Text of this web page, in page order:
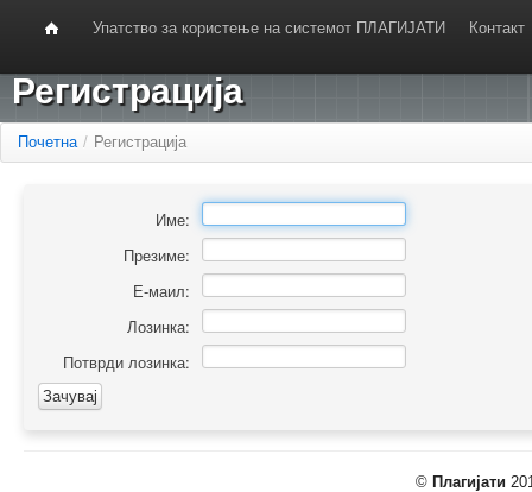
Упатство за користење на системот ПЛАГИЈАТИ Контакт
Регистрација
Почетна / Регистрација
Име:
Презиме:
Е-маил:
Лозинка:
Потврди лозинка:
© Плагијати